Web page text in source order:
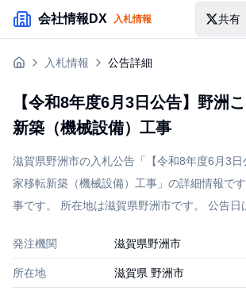
メインコンテンツにスキップ
会社情報DX 入札情報 共有
入札情報
助成金・補助金
入札情報 公告詳細
【令和8年度6月3日公告】野洲
新築（機械設備）工事
滋賀県野洲市の入札公告「【令和8年度6月3
家移転新築（機械設備）工事」の詳細情報で
事です。 所在地は滋賀県野洲市です。 公告日
発注機関 滋賀県野洲市
所在地 滋賀県 野洲市